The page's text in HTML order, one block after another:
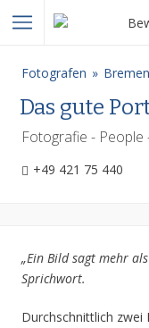
Fotografen Bremen
Das gute
Fotografie - People
+49 421 75 440
„Ein Bild sagt mehr
Sprichwort.
Durchschnittlich zwei